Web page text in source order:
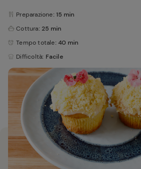
Preparazione: 15 min
Cottura: 25 min
Tempo totale: 40 min
Difficoltà: Facile